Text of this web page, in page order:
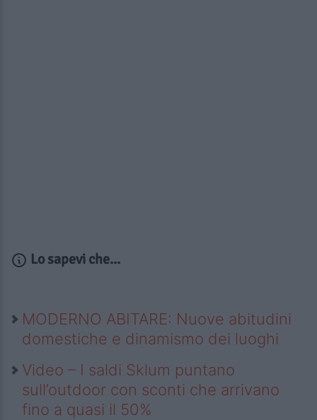
Lo sapevi che...
MODERNO ABITARE: Nuove abitudini
domestiche e dinamismo dei luoghi
Video – I saldi Sklum puntano
sull’outdoor con sconti che arrivano
fino a quasi il 50%